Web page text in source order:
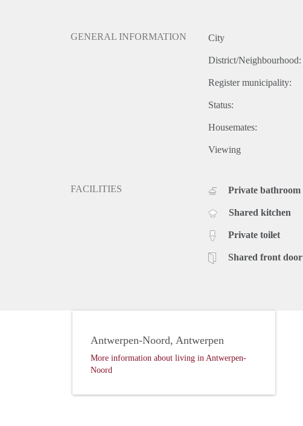
GENERAL INFORMATION City
District/Neighbourhood:
Register municipality:
Status:
Housemates:
Viewing
FACILITIES Private bathroom
Shared kitchen
Private toilet
Shared front door
Antwerpen-Noord, Antwerpen
More information about living in Antwerpen-
Noord